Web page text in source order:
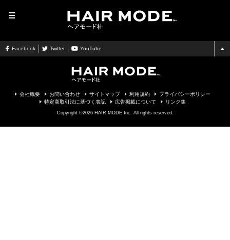
Facebook Twitter YouTube
会社概要 お問い合わせ サイトマップ 利用規約
プライバシーポリシー
特定商取引法に基づく表記
広告掲載について リンク集
Copyright ©2026 HAIR MODE Inc. All rights reserved.